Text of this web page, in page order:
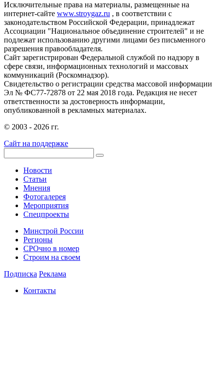
Исключительные права на материалы, размещенные на
интернет-сайте www.stroygaz.ru , в соответствии с
законодательством Российской Федерации, принадлежат
Ассоциации "Национальное объединение строителей" и не
подлежат использованию другими лицами без письменного
разрешения правообладателя.
Сайт зарегистрирован Федеральной службой по надзору в
сфере связи, информационных технологий и массовых
коммуникаций (Роскомнадзор).
Свидетельство о регистрации средства массовой информации
Эл № ФС77-72878 от 22 мая 2018 года. Редакция не несет
ответственности за достоверность информации,
опубликованной в рекламных материалах.
© 2003 - 2026 гг.
Сайт на поддержке
Новости
Статьи
Мнения
Фотогалерея
Мероприятия
Спецпроекты
Минстрой России
Регионы
СРОчно в номер
Строим на своем
Подписка Реклама
Контакты